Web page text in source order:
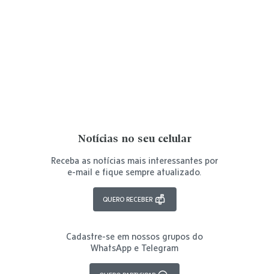
Notícias no seu celular
Receba as notícias mais interessantes por
e-mail e fique sempre atualizado.
QUERO RECEBER
Cadastre-se em nossos grupos do
WhatsApp e Telegram